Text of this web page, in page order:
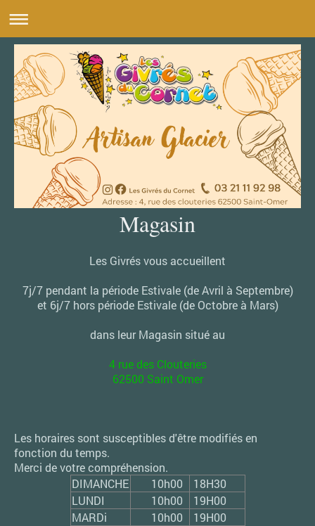
Magasin
Les Givrés vous accueillent
7j/7 pendant la période Estivale (de Avril à Septembre)
et 6j/7 hors période Estivale (de Octobre à Mars)
dans leur Magasin situé au
4 rue des Clouteries
62500 Saint Omer
Les horaires sont susceptibles d'être modifiés en
fonction du temps.
Merci de votre compréhension.
DIMANCHE
10h00
18H30
LUNDI
10h00
19H00
MARDi
10h00
19H00